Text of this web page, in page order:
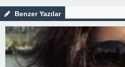
Benzer Yazılar